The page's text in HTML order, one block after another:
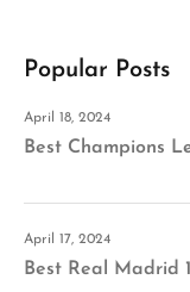
Popular Posts
April 18, 2024
Best Champions
April 17, 2024
Best Real Madrid 1